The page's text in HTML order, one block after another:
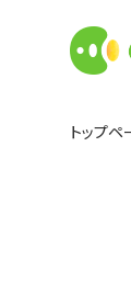
トップペ